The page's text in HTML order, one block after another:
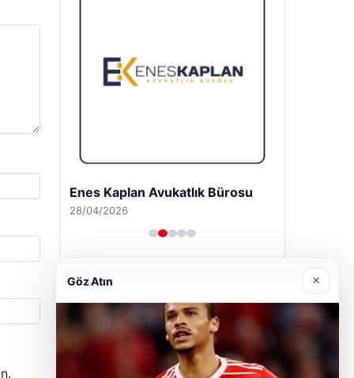
Enes Kaplan Avukatlık Bürosu
28/04/2026
Göz Atın ×